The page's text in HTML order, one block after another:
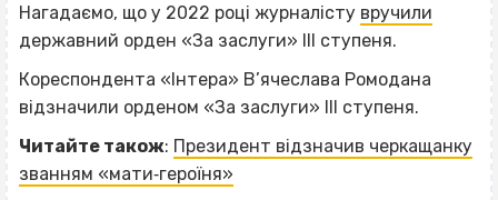
Нагадаємо, що у 2022 році журналісту вручили
державний орден «За заслуги» ІІІ ступеня.
Кореспондента «Інтера» В’ячеслава Ромодана
відзначили орденом «За заслуги» ІІІ ступеня.
Читайте також: Президент відзначив черкащанку
званням «мати‐героїня»